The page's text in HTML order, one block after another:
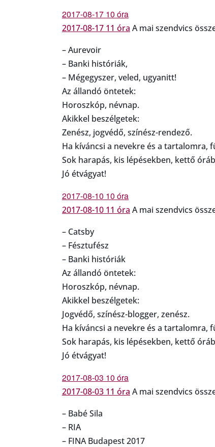
2017-08-17 10 óra
2017-08-17 11 óra A mai szendvics
– Aurevoir
– Banki históriák,
– Mégegyszer, veled, ugyanitt!
Az állandó öntetek:
Horoszkóp, névnap.
Akikkel beszélgetek:
Zenész, jogvédő, színész-rendező.
Ha kíváncsi a nevekre és a tartalomra,
Sok harapás, kis lépésekben, kettő
Jó étvágyat!
2017-08-10 10 óra
2017-08-10 11 óra A mai szendvics
– Catsby
– Fésztufész
– Banki históriák
Az állandó öntetek:
Horoszkóp, névnap.
Akikkel beszélgetek:
Jogvédő, színész-blogger, zenész.
Ha kíváncsi a nevekre és a tartalomra,
Sok harapás, kis lépésekben, kettő
Jó étvágyat!
2017-08-03 10 óra
2017-08-03 11 óra A mai szendvics
– Babé Sila
– RIA
– FINA Budapest 2017